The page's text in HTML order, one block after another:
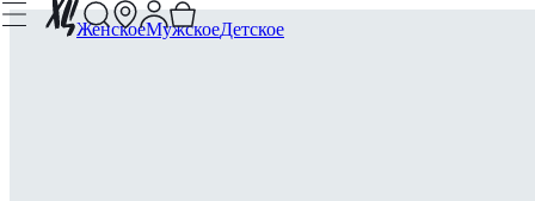
ЖенскоеМужскоеДетское